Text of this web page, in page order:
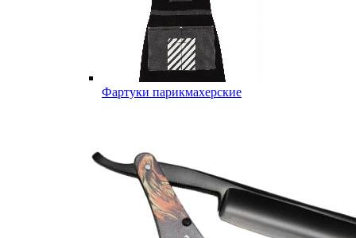
Фартуки парикмахерские